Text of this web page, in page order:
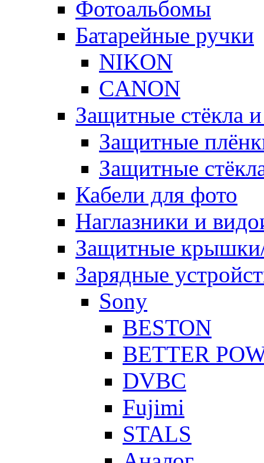
Фотоальбомы
Батарейные ручки
NIKON
CANON
Защитные стёкла
Защитные
Защитные
Кабели для фото
Наглазники и
Защитные
Зарядные
Sony
BESTON
BETTER
DVBC
Fujimi
STALS